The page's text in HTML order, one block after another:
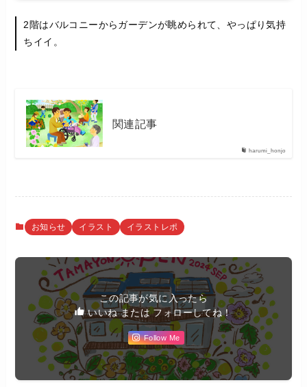
2階はバルコニーからガーデンが眺められて、やっぱり気持
ちイイ。
harumi_honjo
関連記事
お知らせ イラスト イラストレポ
この記事が気に入ったら
いいね または フォローしてね！
Follow Me